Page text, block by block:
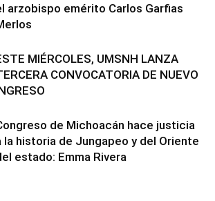
arzobispo emérito Carlos Garfias
MIÉRCOLES, UMSNH LANZA
CONVOCATORIA DE NUEVO
de Michoacán hace justicia
la historia de Jungapeo y del Oriente
estado: Emma Rivera